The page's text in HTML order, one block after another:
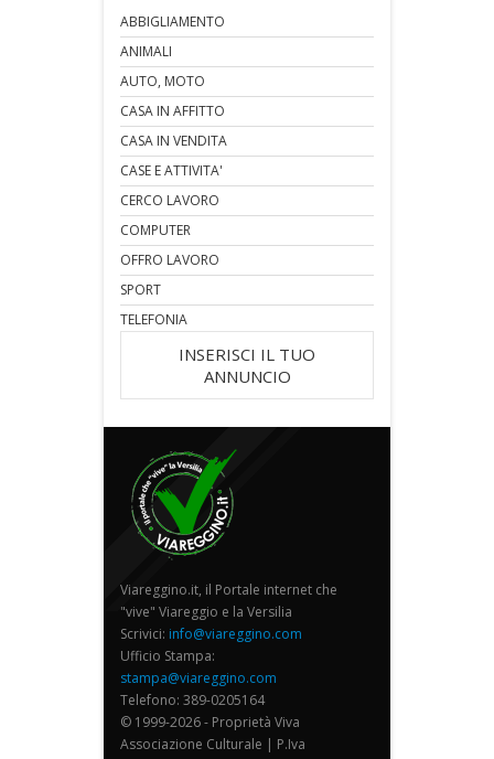
ABBIGLIAMENTO
ANIMALI
AUTO, MOTO
CASA IN AFFITTO
CASA IN VENDITA
CASE E ATTIVITA'
CERCO LAVORO
COMPUTER
OFFRO LAVORO
SPORT
TELEFONIA
INSERISCI IL TUO
ANNUNCIO
Viareggino.it, il Portale internet che
"vive" Viareggio e la Versilia
Scrivici: info@viareggino.com
Ufficio Stampa:
stampa@viareggino.com
Telefono: 389-0205164
© 1999-2026 - Proprietà Viva
Associazione Culturale | P.Iva